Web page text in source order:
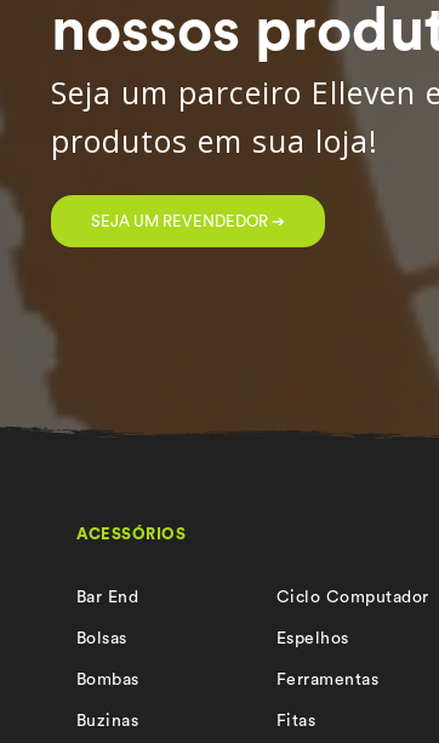
nossos
Seja um parceiro Elleven
produtos em sua loja!
SEJA UM REVENDEDOR ➔
ACESSÓRIOS
Bar End
Bolsas
Bombas
Buzinas
Ciclo Computador
Espelhos
Ferramentas
Fitas